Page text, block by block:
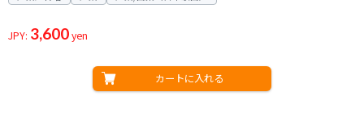
JPY: 3,600yen
カートに入れる